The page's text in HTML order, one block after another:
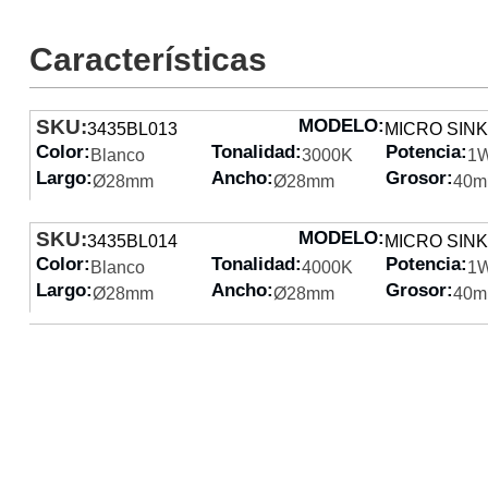
Características
SKU:3435BL013 MODELO: MICRO SINK
Color: Blanco Tonalidad:3000K Potencia:
Largo:Ø28mm Ancho:Ø28mm Grosor:
SKU:3435BL014 MODELO: MICRO SINK
Color: Blanco Tonalidad:4000K Potencia:
Largo:Ø28mm Ancho:Ø28mm Grosor: